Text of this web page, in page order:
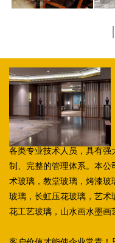
各类专业技术人员，具有
制、完整的管理体系。本
术玻璃，教堂玻璃，烤漆玻
玻璃，长虹压花玻璃，艺
花工艺玻璃，山水画水墨画